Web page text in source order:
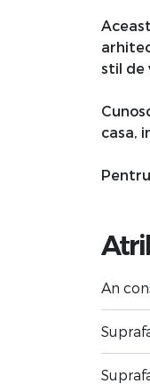
stil de
casa,
An